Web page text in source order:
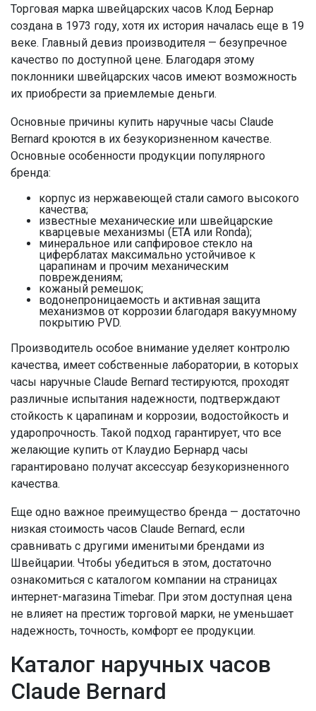
Торговая марка швейцарских часов Клод Бернар
создана в 1973 году, хотя их история началась еще в 19
веке. Главный девиз производителя — безупречное
качество по доступной цене. Благодаря этому
поклонники швейцарских часов имеют возможность
их приобрести за приемлемые деньги.
Основные причины купить наручные часы Claude
Bernard кроются в их безукоризненном качестве.
Основные особенности продукции популярного
бренда:
корпус из нержавеющей стали самого высокого
качества;
известные механические или швейцарские
кварцевые механизмы (ETA или Ronda);
минеральное или сапфировое стекло на
циферблатах максимально устойчивое к
царапинам и прочим механическим
повреждениям;
кожаный ремешок;
водонепроницаемость и активная защита
механизмов от коррозии благодаря вакуумному
покрытию PVD.
Производитель особое внимание уделяет контролю
качества, имеет собственные лаборатории, в которых
часы наручные Claude Bernard тестируются, проходят
различные испытания надежности, подтверждают
стойкость к царапинам и коррозии, водостойкость и
ударопрочность. Такой подход гарантирует, что все
желающие купить от Клаудио Бернард часы
гарантировано получат аксессуар безукоризненного
качества.
Еще одно важное преимущество бренда — достаточно
низкая стоимость часов Claude Bernard, если
сравнивать с другими именитыми брендами из
Швейцарии. Чтобы убедиться в этом, достаточно
ознакомиться с каталогом компании на страницах
интернет-магазина Timebar. При этом доступная цена
не влияет на престиж торговой марки, не уменьшает
надежность, точность, комфорт ее продукции.
Каталог наручных часов
Claude Bernard